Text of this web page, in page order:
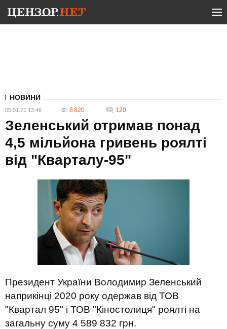
НОВИНИ
05.01.21 13:46 8 820 120
Зеленський отримав понад
4,5 мільйона гривень роялті
від "Кварталу-95"
Президент України Володимир Зеленський
наприкінці 2020 року одержав від ТОВ
"Квартал 95" і ТОВ "Кіностолиця" роялті на
загальну суму 4 589 832 грн.